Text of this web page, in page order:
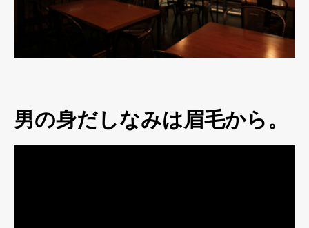
男の身だしなみは眉毛から。